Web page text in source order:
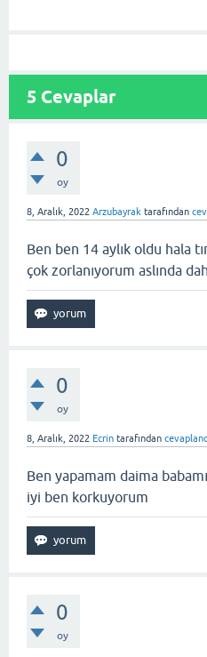
5 Cevaplar
0
oy
8, Aralık, 2022 Arzubayrak tarafından
Ben ben 14 aylık oldu hala
çok zorlanıyorum aslında
0
oy
8, Aralık, 2022 Ecrin tarafından
Ben yapamam daima
iyi ben korkuyorum
0
oy